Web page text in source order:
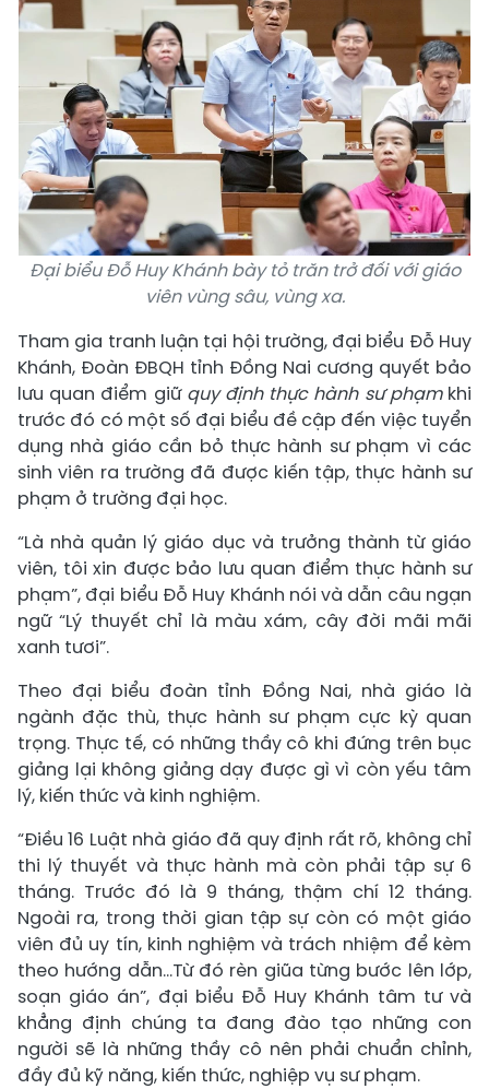
Đại biểu Đỗ Huy Khánh bày tỏ trăn trở đối với giáo
viên vùng sâu, vùng xa.
Tham gia tranh luận tại hội trường, đại biểu Đỗ Huy
Khánh, Đoàn ĐBQH tỉnh Đồng Nai cương quyết bảo
lưu quan điểm giữ quy định thực hành sư phạmkhi
trước đó có một số đại biểu đề cập đến việc tuyển
dụng nhà giáo cần bỏ thực hành sư phạm vì các
sinh viên ra trường đã được kiến tập, thực hành sư
phạm ở trường đại học.
“Là nhà quản lý giáo dục và trưởng thành từ giáo
viên, tôi xin được bảo lưu quan điểm thực hành sư
phạm”, đại biểu Đỗ Huy Khánh nói và dẫn câu ngạn
ngữ “Lý thuyết chỉ là màu xám, cây đời mãi mãi
xanh tươi”.
Theo đại biểu đoàn tỉnh Đồng Nai, nhà giáo là
ngành đặc thù, thực hành sư phạm cực kỳ quan
trọng. Thực tế, có những thầy cô khi đứng trên bục
giảng lại không giảng dạy được gì vì còn yếu tâm
lý, kiến thức và kinh nghiệm.
“Điều 16 Luật nhà giáo đã quy định rất rõ, không chỉ
thi lý thuyết và thực hành mà còn phải tập sự 6
tháng. Trước đó là 9 tháng, thậm chí 12 tháng.
Ngoài ra, trong thời gian tập sự còn có một giáo
viên đủ uy tín, kinh nghiệm và trách nhiệm để kèm
theo hướng dẫn…Từ đó rèn giũa từng bước lên lớp,
soạn giáo án”, đại biểu Đỗ Huy Khánh tâm tư và
khẳng định chúng ta đang đào tạo những con
người sẽ là những thầy cô nên phải chuẩn chỉnh,
đầy đủ kỹ năng, kiến thức, nghiệp vụ sư phạm.